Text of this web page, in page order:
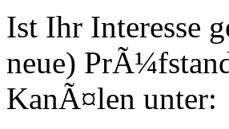
Ist Ihr Interesse
neue)
KanÃ¤len unter: